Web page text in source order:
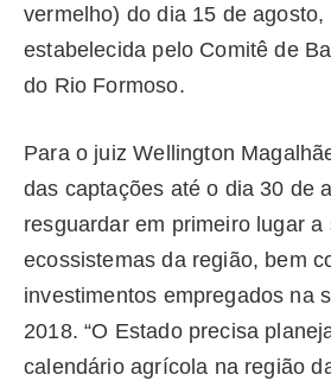
vermelho) do dia 15 de agosto,
estabelecida pelo Comitê de
do Rio Formoso.
Para o juiz Wellington
das captações até o dia 30 de
resguardar em primeiro lugar a
ecossistemas da região, bem
investimentos empregados na
2018. “O Estado precisa
calendário agrícola na região